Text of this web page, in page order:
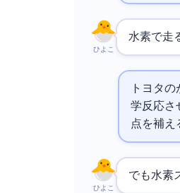
ひよこ
水素で走
トヨタの
学反応さ
点を補え
ひよこ
でも水素